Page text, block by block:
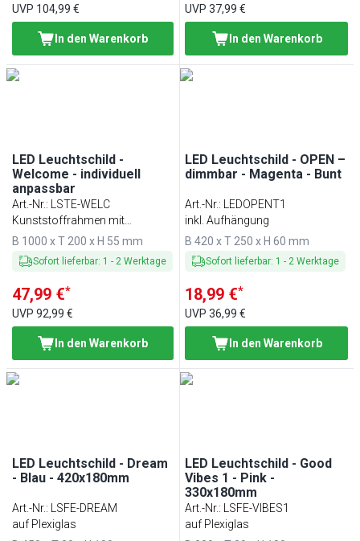
UVP 104,99 €
In den Warenkorb
UVP37,99 €
In den Warenkorb
LED Leuchtschild -
Welcome - individuell
anpassbar
Art.-Nr.: LSTE-WELC
Kunststoffrahmen mit
Aluminiumlegierung
B 1000 x T 200 x H 55 mm
Sofort lieferbar: 1 - 2 Werktage
47,99 €*
UVP 92,99 €
In den Warenkorb
LED Leuchtschild - OPEN –
dimmbar - Magenta - Bunt
Art.-Nr.: LEDOPENT1
inkl. Aufhängung
B 420 x T 250 x H 60 mm
Sofort lieferbar: 1 - 2 Werktage
18,99 €*
UVP36,99 €
In den Warenkorb
LED Leuchtschild - Dream
- Blau - 420x180mm
Art.-Nr.:
LSFE-DREAM
auf Plexiglas
LED Leuchtschild - Good
Vibes 1 - Pink -
330x180mm
Art.-Nr.:
LSFE-VIBES1
auf Plexiglas